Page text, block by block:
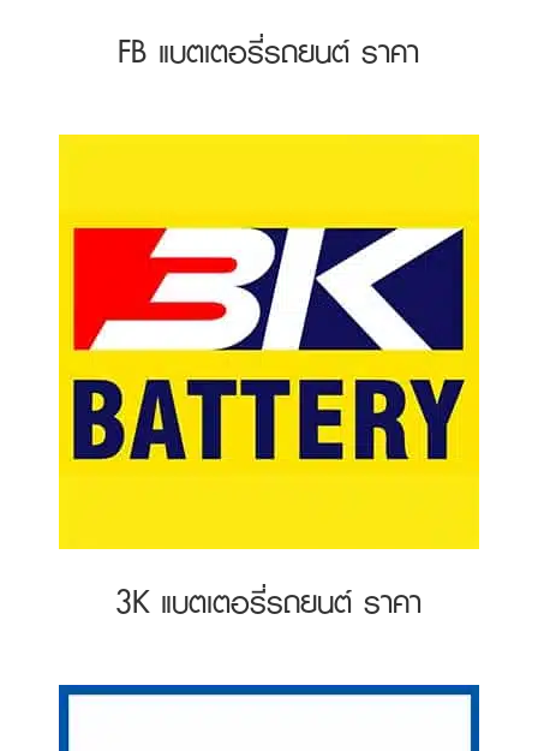
FB แบตเตอรี่รถยนต์ ราคา
3K แบตเตอรี่รถยนต์ ราคา